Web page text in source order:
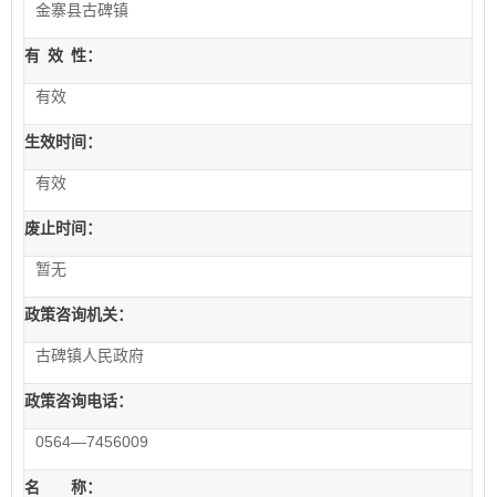
金寨县古碑镇
有 效 性：
有效
生效时间：
有效
废止时间：
暂无
政策咨询机关：
古碑镇人民政府
政策咨询电话：
0564—7456009
名 称：